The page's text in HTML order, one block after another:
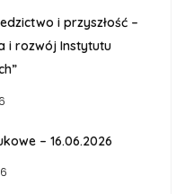
i przyszłość –
i rozwój Instytutu
– 16.06.2026